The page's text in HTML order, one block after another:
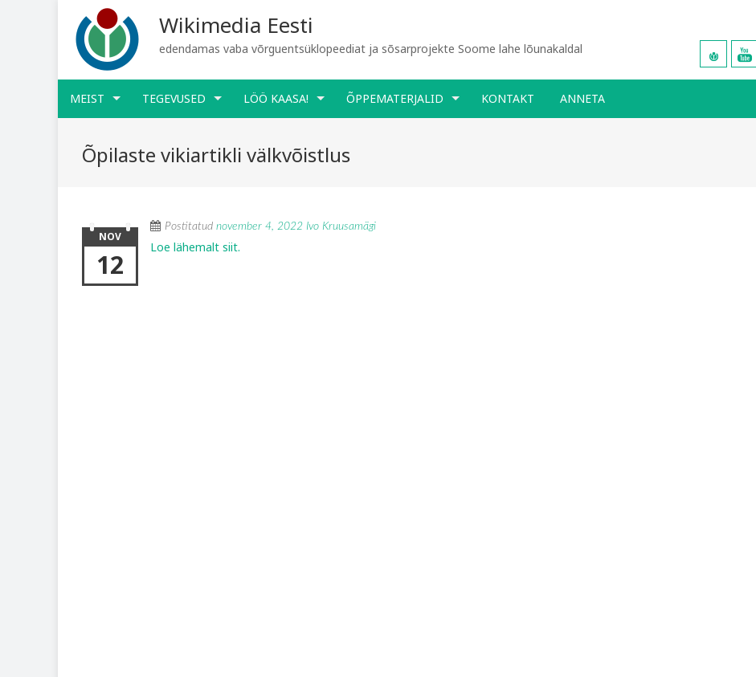
Wikimedia Eesti
edendamas vaba võrguentsüklopeediat ja sõsarprojekte Soome lahe lõunakaldal
MEIST TEGEVUSED LÖÖ KAASA! ÕPPEMATERJALID KONTAKT ANNETA
Õpilaste vikiartikli välkvõistlus
Postitatud november 4, 2022 Ivo Kruusamägi
NOV
12
Loe lähemalt siit.